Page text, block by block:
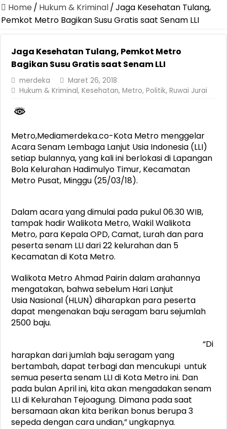
Pemprov Lampung Berhasil Kendalikan Inflasi, Jadi Provinsi
Dirut Jasa Raharja Dampingi Wamenhub Tinjau Penanganan
Pastikan Pelayanan Maksimal, Direksi Jasa Raharja Tinjau Korban
Dirut Jasa Raharja Dampingi Wamenhub Tinjau Penanganan
Purnama Wulan Sari Mirza Buka SiSeSa Roadshow Lampung
Home / Hukum & Kriminal/Jaga Kesehatan Tulang,
Pemkot Metro Bagikan Susu Gratis saat Senam LLI
Jaga Kesehatan Tulang, Pemkot Metro
Bagikan Susu Gratis saat Senam LLI
merdeka
Maret 26, 2018
Hukum & Kriminal,Kesehatan,Metro,Politik,Ruwai Jurai
Metro,Mediamerdeka.co-Kota Metro menggelar
Acara Senam Lembaga Lanjut Usia Indonesia (LLI)
setiap bulannya, yang kali ini berlokasi di Lapangan
Bola Kelurahan Hadimulyo Timur, Kecamatan
Metro Pusat, Minggu (25/03/18).
Dalam acara yang dimulai pada pukul 06.30 WIB,
tampak hadir Walikota Metro, Wakil Walikota
Metro, para Kepala OPD, Camat, Lurah dan para
peserta senam LLI dari 22 kelurahan dan 5
Kecamatan di Kota Metro.
Walikota Metro Ahmad Pairin dalam arahannya
mengatakan, bahwa sebelum Hari Lanjut
Usia Nasional (HLUN) diharapkan para peserta
dapat mengenakan baju seragam baru sejumlah
2500 baju.
“Di
harapkan dari jumlah baju seragam yang
bertambah, dapat terbagi dan mencukupi untuk
semua peserta senam LLI di Kota Metro ini. Dan
pada bulan April ini, kita akan mengadakan senam
LLI di Kelurahan Tejoagung. Dimana pada saat
bersamaan akan kita berikan bonus berupa 3
sepeda dengan cara undian,” ungkapnya.